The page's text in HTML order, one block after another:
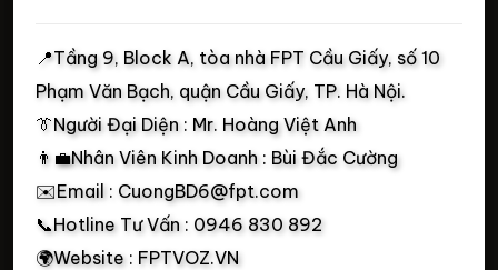
📍Tầng 9, Block A, tòa nhà FPT Cầu Giấy, số 10
Phạm Văn Bạch, quận Cầu Giấy, TP. Hà Nội.
👔Người Đại Diện : Mr. Hoàng Việt Anh
👨‍💼Nhân Viên Kinh Doanh : Bùi Đắc Cường
✉️Email : CuongBD6@fpt.com
📞Hotline Tư Vấn : 0946 830 892
🌍Website : FPTVOZ.VN